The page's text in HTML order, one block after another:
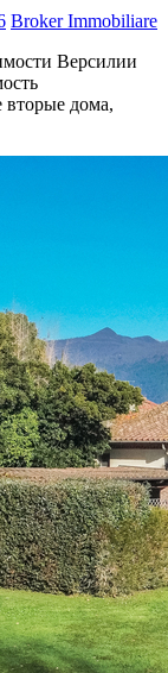
Broker Immobiliare
Версилии
вторые дома,